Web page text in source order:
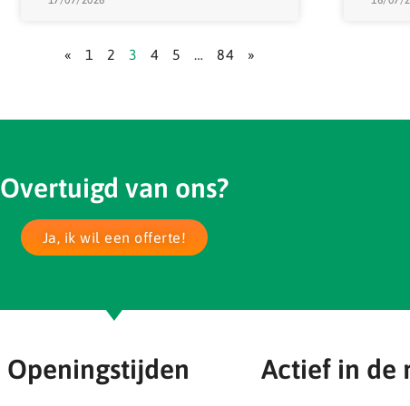
« 1 2 3 4 5 … 84 »
Overtuigd van ons?
Ja, ik wil een offerte!
Openingstijden Actief in de